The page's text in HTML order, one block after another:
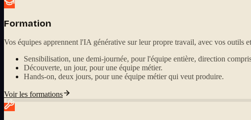
Formation
Vos équipes apprennent l'IA générative sur leur propre travail, avec vos outils
Sensibilisation, une demi-journée, pour l'équipe entière, direction
Découverte, un jour, pour une équipe métier.
Hands-on, deux jours, pour une équipe métier qui veut produire.
Voir les formations